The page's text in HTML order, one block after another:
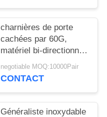
charnières de porte
cachées par 60G,
matériel bi-directionnel
de meubles de
charnières de porte de
negotiable MOQ:10000Pair
CONTACT
Généraliste inoxydable